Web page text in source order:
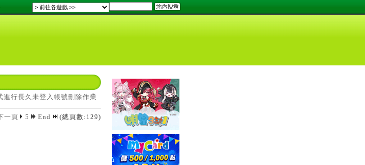
行長久未登入帳號刪除作業
一頁 5 End (總頁數:129)